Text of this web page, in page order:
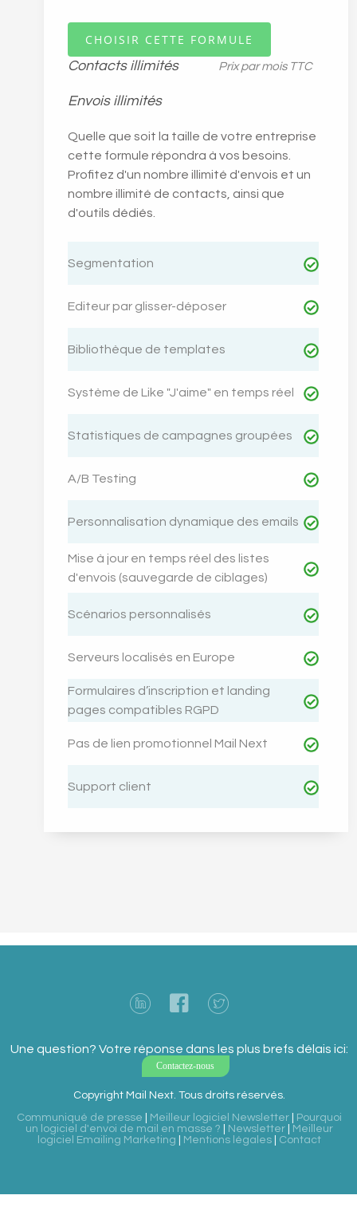
CHOISIR CETTE FORMULE
Prix par mois TTC
Contacts illimités
Envois illimités
Quelle que soit la taille de votre entreprise
cette formule répondra à vos besoins.
Profitez d'un nombre illimité d'envois et un
nombre illimité de contacts, ainsi que
d'outils dédiés.
Segmentation
Editeur par glisser-déposer
Bibliothèque de templates
Système de Like "J'aime" en temps réel
Statistiques de campagnes groupées
A/B Testing
Personnalisation dynamique des emails
Mise à jour en temps réel des listes
d'envois (sauvegarde de ciblages)
Scénarios personnalisés
Serveurs localisés en Europe
Formulaires d’inscription et landing
pages compatibles RGPD
Pas de lien promotionnel Mail Next
Support client
Une question? Votre réponse dans les plus brefs délais ici:
Contactez-nous
Copyright Mail Next. Tous droits réservés.
Communiqué de presse
Meilleur logiciel Newsletter
Pourquoi
un logiciel d'envoi de mail en masse ?
Newsletter
Meilleur
logiciel Emailing Marketing
Mentions légales Contact